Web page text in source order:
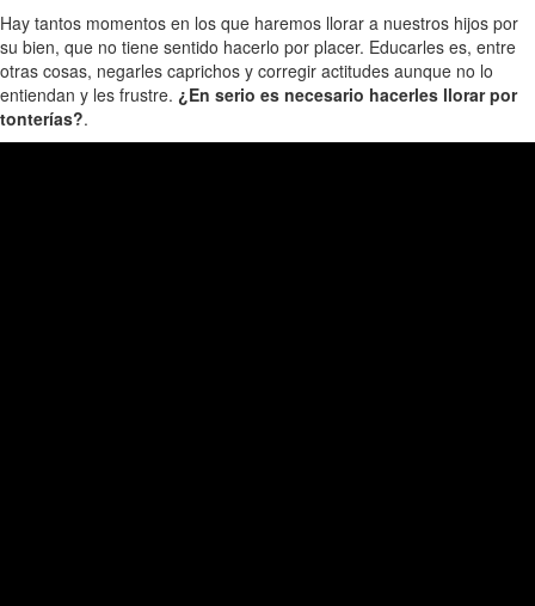
Hay tantos momentos en los que haremos llorar a nuestros hijos por
su bien, que no tiene sentido hacerlo por placer. Educarles es, entre
otras cosas, negarles caprichos y corregir actitudes aunque no lo
entiendan y les frustre. ¿En serio es necesario hacerles llorar por
tonterías?.